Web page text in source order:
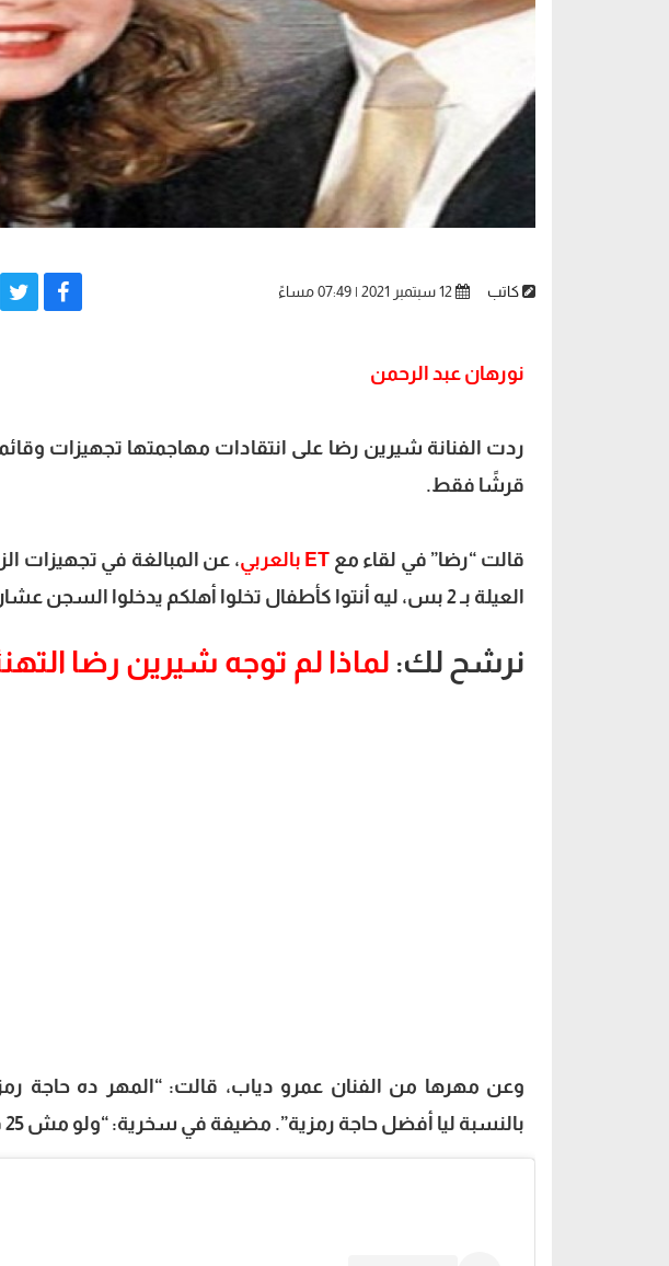
كاتب
نورهان عبد الرحمن
قرشًا فقط.
قالت “رضا” في لقاء مع
، عن المبالغة في تجهيزات
العيلة بـ 2 بس، ليه أنتوا كأطفال تخلوا أهلكم يدخلوا السجن عشان تتجوزوا”.
نرشح لك: لماذا لم توجه شيرين رضا
وعن مهرها من الفنان عمرو دياب، قالت: “المهر ده حاجة
بالنسبة ليا أفضل حاجة رمزية”. مضيفة في سخرية: “ولو مش 25 قرش أوكي أنا موافقة بـ 100 مليون دولار”.